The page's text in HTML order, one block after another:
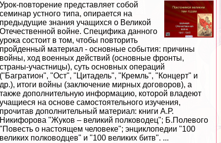
Урок-повторение представляет собой
семинар устного типа, опирается на
предыдущие знания учащихся о Великой
Отечественной войне. Специфика данного
урока состоит в том, чтобы повторить
пройденный материал - основные события: причины
войны, ход военных действий (основные фронты,
страны-участницы), суть основных операций
("Багратион", "Ост", "Цитадель", "Кремль", "Концерт" и
др.), итоги войны (заключение мирных договоров), а
также дополнительную информацию, которой владеют
учащиеся на основе самостоятельного изучения,
прочитав дополнительный материал: книги А.Р.
Никифорова "Жуков – великий полководец"; Б.Полевого
"Повесть о настоящем человеке"; энциклопедии "100
великих полководцев" и "100 великих битв". ...